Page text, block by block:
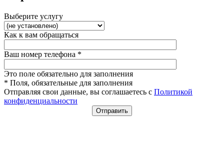
Выберите услугу
Как к вам обращаться
Ваш номер телефона *
Это поле обязательно для заполнения
* Поля, обязательные для заполнения
Отправляя свои данные, вы соглашаетесь с Политикой
конфиденциальности